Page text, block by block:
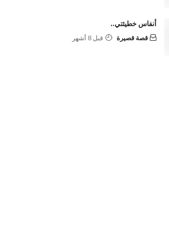
أنفاس خطيئتي..
قصة قصيرة قبل 8 أشهر